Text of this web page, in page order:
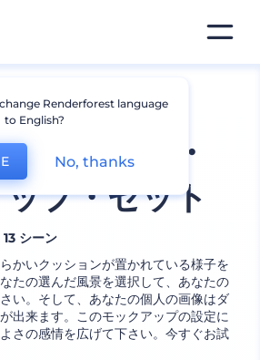
ッション・
プ・セット
13 シーン
かいクッションが置かれている様子を
たの選んだ風景を選択して、あなたの
い。そして、あなたの個人の画像はダ
出来ます。このモックアップの設定に
さの感情を広げて下さい。今すぐお試
Renderforest language
to English?
No, thanks